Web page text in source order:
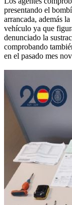
presentando el
arrancada, además
vehículo ya que
denunciado la
comprobando
en el pasado mes